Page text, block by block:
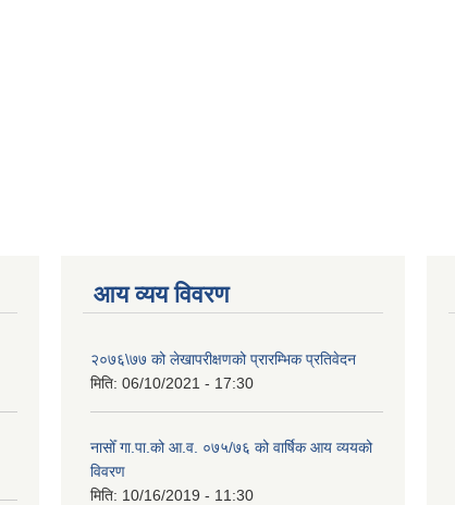
आय व्यय विवरण
२०७६\७७ को लेखापरीक्षणको प्रारम्भिक प्रतिवेदन
मिति: 06/10/2021 - 17:30
नासोँ गा.पा.को आ.व. ०७५/७६ को वार्षिक आय व्ययको
विवरण
मिति: 10/16/2019 - 11:30